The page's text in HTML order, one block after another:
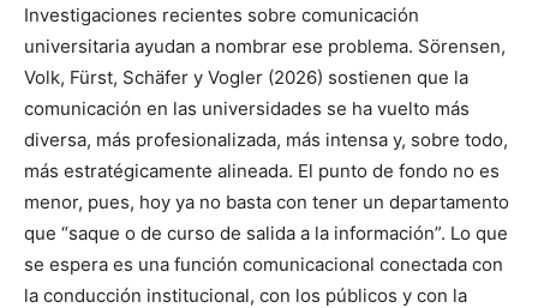
Investigaciones recientes sobre comunicación
universitaria ayudan a nombrar ese problema. Sörensen,
Volk, Fürst, Schäfer y Vogler (2026) sostienen que la
comunicación en las universidades se ha vuelto más
diversa, más profesionalizada, más intensa y, sobre todo,
más estratégicamente alineada. El punto de fondo no es
menor, pues, hoy ya no basta con tener un departamento
que “saque o de curso de salida a la información”. Lo que
se espera es una función comunicacional conectada con
la conducción institucional, con los públicos y con la